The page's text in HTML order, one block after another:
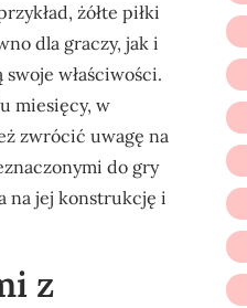
żółte piłki
dla graczy, jak i
właściwości.
miesięcy, w
zwrócić uwagę na
do gry
na jej konstrukcję i
z